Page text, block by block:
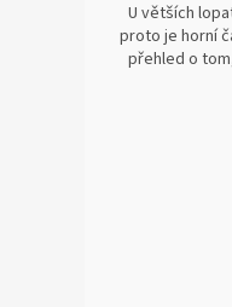
U větších
proto je horní
přehled o